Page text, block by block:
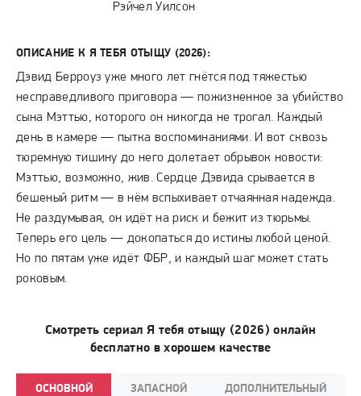
Рэйчел Уилсон
ОПИСАНИЕ К Я ТЕБЯ ОТЫЩУ (2026):
Дэвид Берроуз уже много лет гнётся под тяжестью
несправедливого приговора — пожизненное за убийство
сына Мэттью, которого он никогда не трогал. Каждый
день в камере — пытка воспоминаниями. И вот сквозь
тюремную тишину до него долетает обрывок новости:
Мэттью, возможно, жив. Сердце Дэвида срывается в
бешеный ритм — в нём вспыхивает отчаянная надежда.
Не раздумывая, он идёт на риск и бежит из тюрьмы.
Теперь его цель — докопаться до истины любой ценой.
Но по пятам уже идёт ФБР, и каждый шаг может стать
роковым.
Смотреть сериал Я тебя отыщу (2026) онлайн
бесплатно в хорошем качестве
ОСНОВНОЙ ЗАПАСНОЙ ДОПОЛНИТЕЛЬНЫЙ